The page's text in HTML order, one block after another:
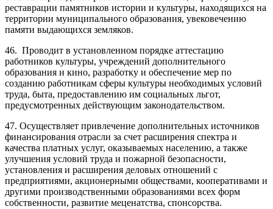
реставрации памятников истории и культуры, находящихся на
территории муниципального образования, увековечению
памяти выдающихся земляков.
46. Проводит в установленном порядке аттестацию
работников культуры, учреждений дополнительного
образования и кино, разработку и обеспечение мер по
созданию работникам сферы культуры необходимых условий
труда, быта, предоставлению им социальных льгот,
предусмотренных действующим законодательством.
47. Осуществляет привлечение дополнительных источников
финансирования отрасли за счет расширения спектра и
качества платных услуг, оказываемых населению, а также
улучшения условий труда и пожарной безопасности,
установления и расширения деловых отношений с
предприятиями, акционерными обществами, кооперативами и
другими производственными образованиями всех форм
собственности, развитие меценатства, спонсорства.